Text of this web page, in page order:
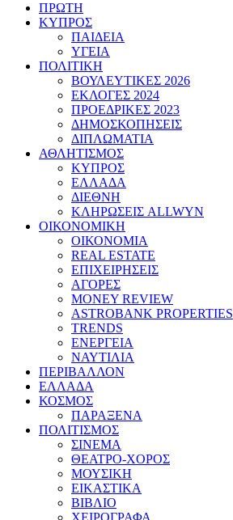
ΠΡΩΤΗ
ΚΥΠΡΟΣ
ΠΑΙΔΕΙΑ
ΥΓΕΙΑ
ΠΟΛΙΤΙΚΗ
ΒΟΥΛΕΥΤΙΚΕΣ 2026
ΕΚΛΟΓΕΣ 2024
ΠΡΟΕΔΡΙΚΕΣ 2023
ΔΗΜΟΣΚΟΠΗΣΕΙΣ
ΔΙΠΛΩΜΑΤΙΑ
ΑΘΛΗΤΙΣΜΟΣ
ΚΥΠΡΟΣ
ΕΛΛΑΔΑ
ΔΙΕΘΝΗ
ΚΛΗΡΩΣΕΙΣ ALLWYN
ΟΙΚΟΝΟΜΙΚΗ
ΟΙΚΟΝΟΜΙΑ
REAL ESTATE
ΕΠΙΧΕΙΡΗΣΕΙΣ
ΑΓΟΡΕΣ
MONEY REVIEW
ASTROBANK PROPERTIES
TRENDS
ΕΝΕΡΓΕΙΑ
ΝΑΥΤΙΛΙΑ
ΠΕΡΙΒΑΛΛΟΝ
ΕΛΛΑΔΑ
ΚΟΣΜΟΣ
ΠΑΡΑΞΕΝΑ
ΠΟΛΙΤΙΣΜΟΣ
ΣΙΝΕΜΑ
ΘΕΑΤΡΟ-ΧΟΡΟΣ
ΜΟΥΣΙΚΗ
ΕΙΚΑΣΤΙΚΑ
ΒΙΒΛΙΟ
ΧΕΙΡΟΓΡΑΦΑ